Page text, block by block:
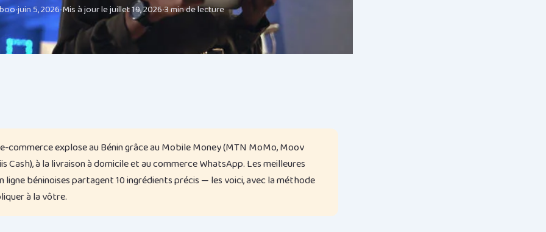
•juin 5, 2026•Mis à jour lejuillet 19, 2026•3 min de lecture
commerce explose au Bénin grâce au Mobile Money (MTN MoMo, Moov
Cash), à la livraison à domicile et au commerce WhatsApp. Les meilleures
ligne béninoises partagent 10 ingrédients précis — les voici, avec la méthode
à la vôtre.